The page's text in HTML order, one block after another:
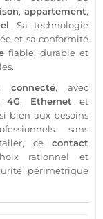
,appartement,
. Sa technologie
et sa conformité
fiable, durable et
connecté, avec
4G, Ethernet et
bien aux besoins
sans
ce contact
rationnel et
périmétrique